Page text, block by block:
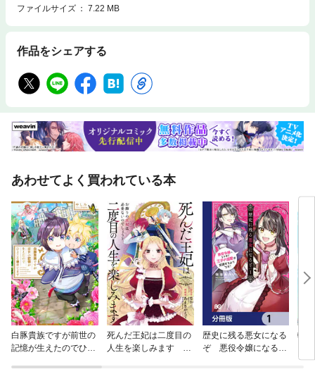
ファイルサイズ
7.22 MB
作品をシェアする
あわせてよく買われている本
白豚貴族ですが前世の
記憶が生えたのでひよ
死んだ王妃は二度目の
人生を楽しみます ー
歴史に残る悪女になる
ぞ 悪役令嬢になるほ
転